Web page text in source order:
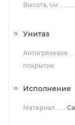
Высота, см
Унитаз
Антигрязевое
покрытие
Исполнение
Материал